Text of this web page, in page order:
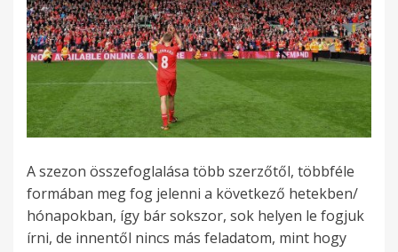
A szezon összefoglalása több szerzőtől, többféle
formában meg fog jelenni a következő hetekben/
hónapokban, így bár sokszor, sok helyen le fogjuk
írni, de innentől nincs más feladatom, mint hogy